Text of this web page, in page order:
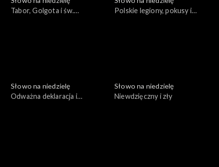
Tabor, Golgota i św.
Polskie legiony, pokusy i
Słowo na niedzielę
Odważna deklaracja i
Słowo na niedzielę
Niewdzięczny i zły